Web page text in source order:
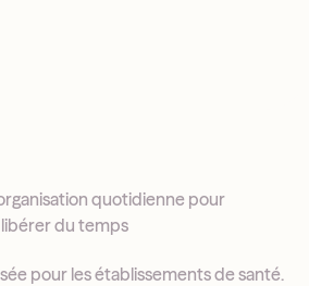
quotidienne pour
libérer du temps
pour les établissements de santé.